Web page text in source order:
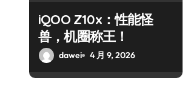
iQOO Z10x：性能怪
兽，机圈称王！
dawei 4 月 9, 2026